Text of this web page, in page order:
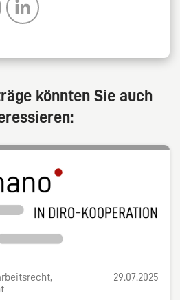
könnten Sie auch
29.07.2025